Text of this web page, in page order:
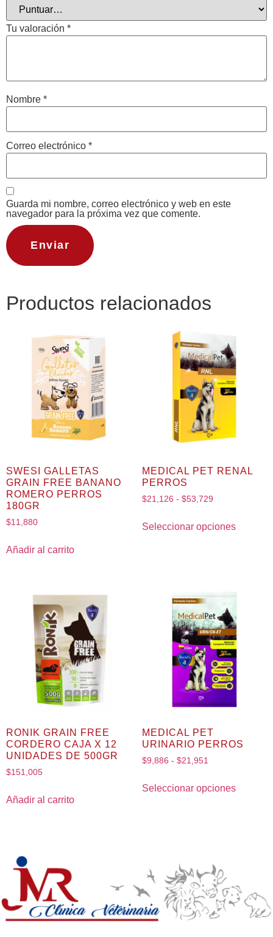
Tu valoración *
Nombre *
Correo electrónico *
Guarda mi nombre, correo electrónico y web en este
navegador para la próxima vez que comente.
Productos relacionados
SWESI GALLETAS
GRAIN FREE BANANO
ROMERO PERROS
180GR
$11,880
Añadir al carrito
MEDICAL PET RENAL
PERROS
$21,126 - $53,729
Seleccionar opciones
RONIK GRAIN FREE
CORDERO CAJA X 12
UNIDADES DE 500GR
$151,005
Añadir al carrito
MEDICAL PET
URINARIO PERROS
$9,886 - $21,951
Seleccionar opciones